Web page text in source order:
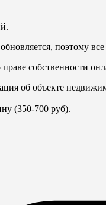
поэтому
собственности
об объекте
(350-700 руб).